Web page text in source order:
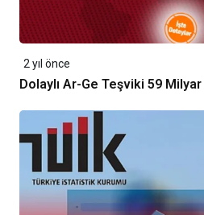
2 yıl önce
Dolaylı Ar-Ge Teşviki 59